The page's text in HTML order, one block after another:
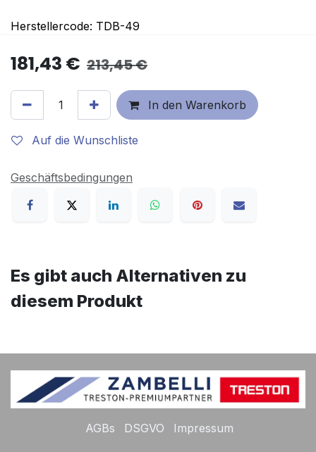
Herstellercode: TDB-49
181,43 € 213,45€
In den Warenkorb
Auf die Wunschliste
Geschäftsbedingungen
Es gibt auch Alternativen zu
diesem Produkt
AGBs DSGVO Impressum